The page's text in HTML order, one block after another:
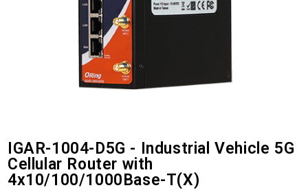
IGAR-1004-D5G - Industrial Vehicle 5G
Cellular Router with
4x10/100/1000Base-T(X)